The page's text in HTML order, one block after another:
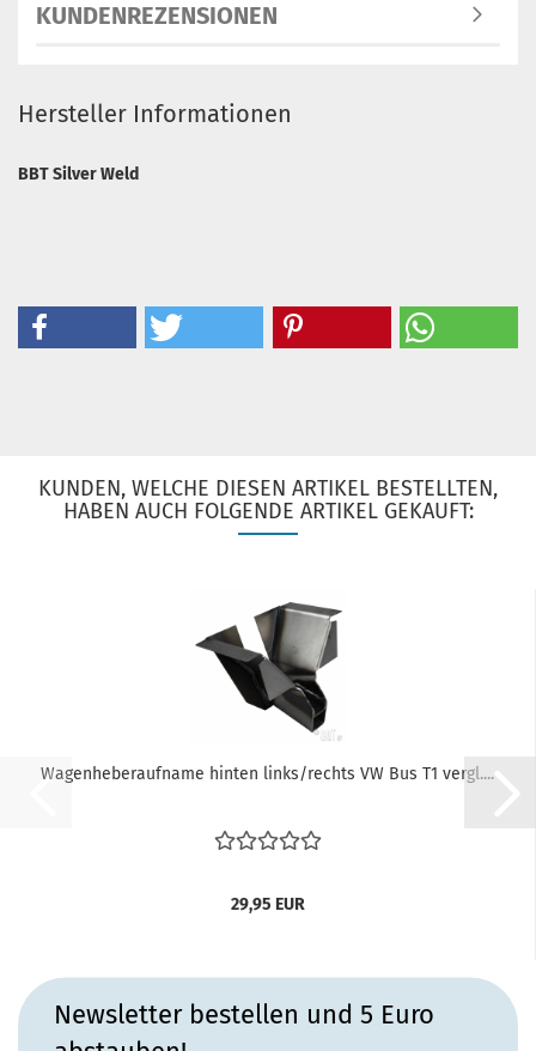
KUNDENREZENSIONEN
Hersteller Informationen
BBT Silver Weld
KUNDEN, WELCHE DIESEN ARTIKEL BESTELLTEN,
HABEN AUCH FOLGENDE ARTIKEL GEKAUFT:
Wagenheberaufname hinten links/rechts VW Bus T1 vergl....
29,95 EUR
Newsletter bestellen und 5 Euro